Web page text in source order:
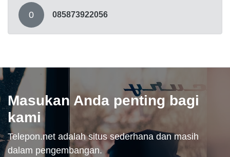
0 085873922056
Masukan Anda penting bagi
kami
Telepon.net adalah situs sederhana dan masih
dalam pengembangan.